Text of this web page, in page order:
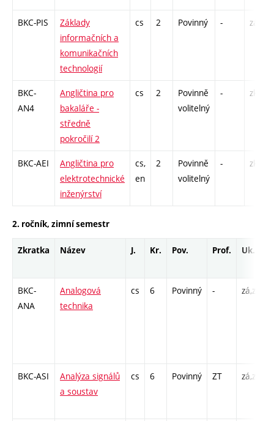
BKC-PIS
Základy
informačních a
komunikačních
technologií
cs 2 Povinný - zá
BKC-
AN4
Angličtina pro
bakaláře -
středně
pokročilí 2
cs 2
Povinně
volitelný
- zk
BKC-AEI
Angličtina pro
elektrotechnické
inženýrství
cs,
en
2
Povinně
volitelný
- zk
2. ročník, zimní semestr
Zkratka Název J. Kr. Pov. Prof. Uk.
BKC-
ANA
Analogová
technika
cs 6 Povinný - zá,zk
BKC-ASI
Analýza signálů
a soustav
cs 6 Povinný ZT zá,zk